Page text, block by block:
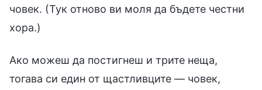
човек. (Тук отново ви моля да бъдете честни
хора.)
Ако можеш да постигнеш и трите неща,
тогава си един от щастливците — човек,